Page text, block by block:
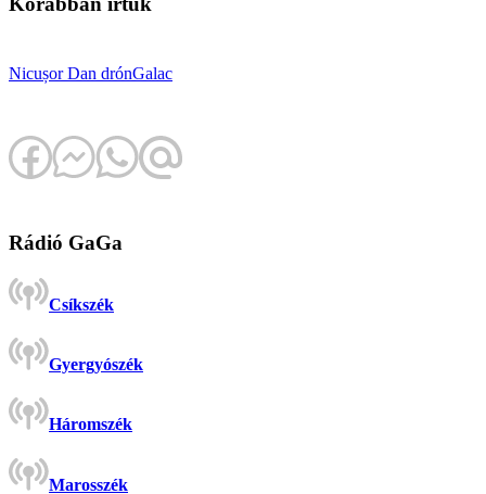
Nicușor Dan drónGalac
Rádió GaGa
Csíkszék
Gyergyószék
Háromszék
Marosszék